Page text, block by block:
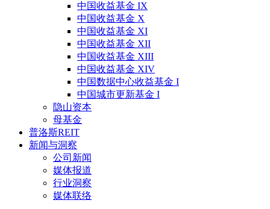
中国收益基金 IX
中国收益基金 X
中国收益基金 XI
中国收益基金 XII
中国收益基金 XIII
中国收益基金 XIV
中国数据中心收益基金 I
中国城市更新基金 I
隐山资本
母基金
普洛斯REIT
新闻与洞察
公司新闻
媒体报道
行业洞察
媒体联络